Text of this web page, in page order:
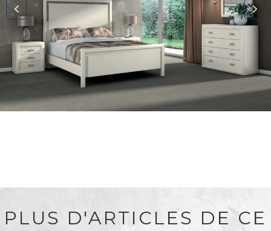
PLUS D'ARTICLES DE CE